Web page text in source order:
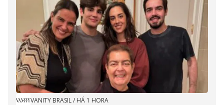
VANITY BRASIL/ HÁ 1 HORA